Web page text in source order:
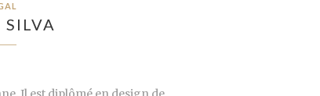
SILVA